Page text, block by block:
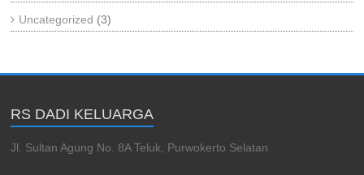
Uncategorized (3)
RS DADI KELUARGA
Jl. Sultan Agung No. 8A Teluk, Purwokerto Selatan